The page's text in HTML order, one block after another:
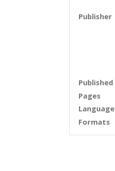
Publisher
Published
Pages
Language
Formats